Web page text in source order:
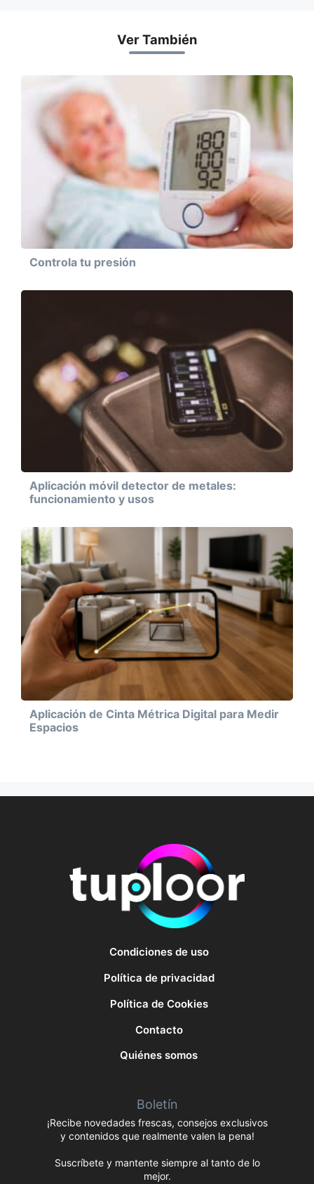
Ver También
Controla tu presión
Aplicación móvil detector de metales:
funcionamiento y usos
Aplicación de Cinta Métrica Digital para Medir
Espacios
Condiciones de uso
Política de privacidad
Política de Cookies
Contacto
Quiénes somos
Boletín
¡Recibe novedades frescas, consejos exclusivos
y contenidos que realmente valen la pena!
Suscríbete y mantente siempre al tanto de lo
mejor.